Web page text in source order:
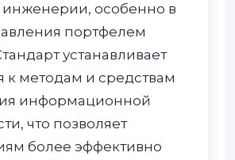
особенно в
портфелем
устанавливает
к методам и средствам
информационной
что позволяет
более эффективно